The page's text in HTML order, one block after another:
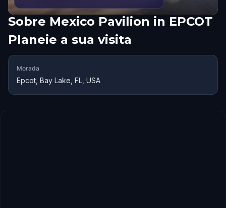
Sobre Mexico Pavilion in EPCOT
Planeie a sua visita
Morada
Epcot, Bay Lake, FL, USA